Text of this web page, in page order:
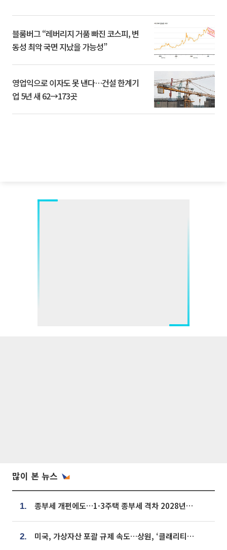
블룸버그 “레버리지 거품 빠진 코스피, 변
동성 최악 국면 지났을 가능성”
영업익으로 이자도 못 낸다…건설 한계기
업 5년 새 62→173곳
많이 본 뉴스
1. 종부세 개편에도…1·3주택 종부세 격차 2028년부터 확대
2. 미국, 가상자산 포괄 규제 속도…상원, ‘클래리티법’ 9월 절차투표 추진